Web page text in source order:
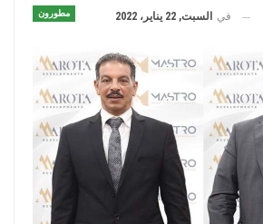
مطورون في السبت, 22 يناير، 2022